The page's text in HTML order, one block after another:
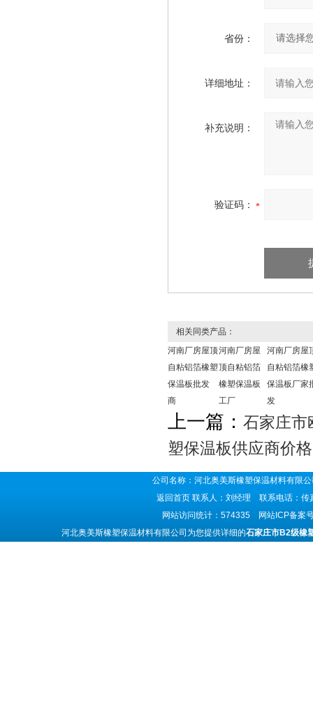
省份：
详细地址：
补充说明：
验证码：
相关同类产品：
河南厂房屋顶
自粘铝箔橡塑
保温板批发
商
河南厂房屋
顶自粘铝箔
橡塑保温板
工厂
河南厂房屋
自粘铝箔橡
保温板厂家
发
上一篇： 石家庄市
塑保温板供应商价格
公司名称：河北奥美斯橡塑保温材料有
返回首页 联系人：刘经理 联系电话：
网站访问统计：574335 网站ICP备案
河北奥美斯橡塑保温材料有限公司为您提供详细的石家庄市B2级橡